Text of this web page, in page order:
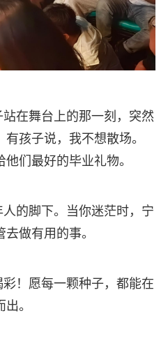
在舞台上的那一刻，突然
孩子说，我不想散场。
们最好的毕业礼物。
的脚下。当你迷茫时，宁
做有用的事。
！愿每一颗种子，都能在
。